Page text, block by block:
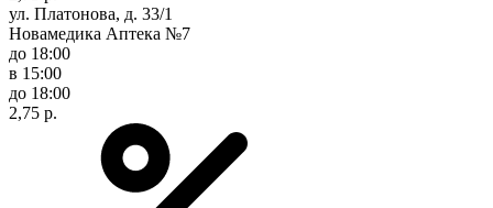
ул. Платонова, д. 33/1
Новамедика Аптека №7
до 18:00
в 15:00
до 18:00
2,75 р.